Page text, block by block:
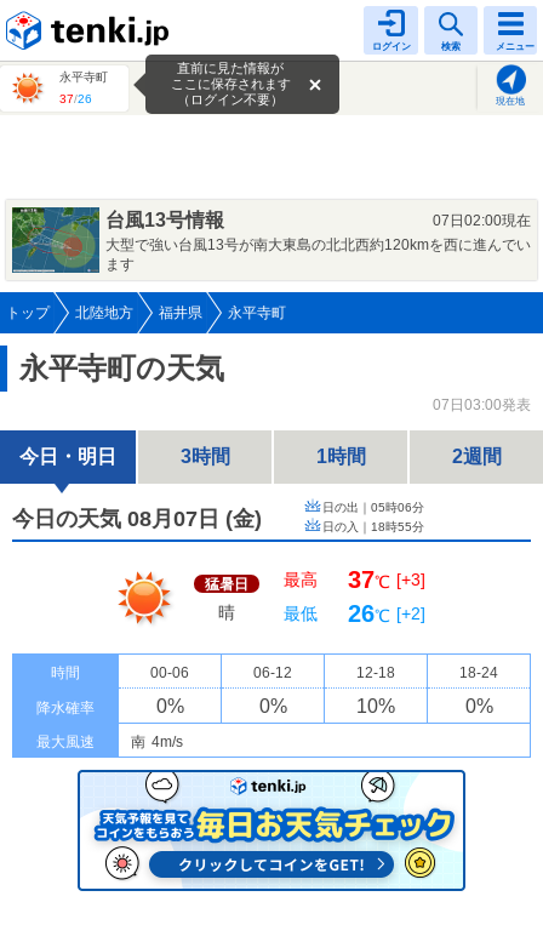
ログイン 検索 メニュー
永平寺町
37/26 現在地
直前に見た情報が
ここに保存されます
（ログイン不要）
台風13号情報
07日02:00現在
大型で強い台風13号が南大東島の北北西約120kmを西に進んでい
ます
トップ 北陸地方 福井県 永平寺町
永平寺町の天気
07日03:00発表
今日・明日 3時間 1時間 2週間
今日の天気 08月07日 (金) 日の出｜ 05時06分
日の入｜ 18時55分
猛暑日
晴
最高 37℃ [+3]
最低
26℃ [+2]
時間 00-06 06-12 12-18 18-24
降水確率 0% 0% 10% 0%
最大風速 南 4m/s